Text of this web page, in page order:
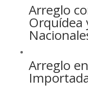
Arreglo
Orquídea
Arreglo